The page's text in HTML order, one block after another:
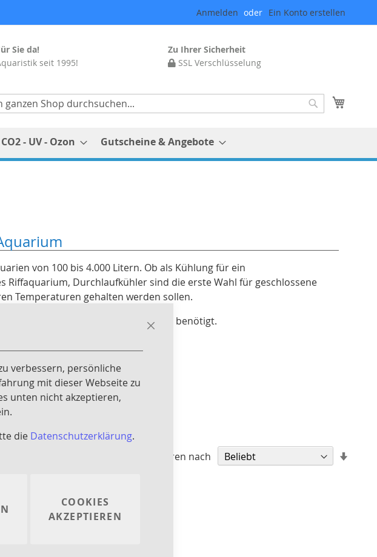
Close
verbessern, persönliche
mit dieser Webseite zu
unten nicht akzeptieren,
die Datenschutzerklärung.
COOKIES
AKZEPTIEREN
Anmelden Ein Konto erstellen
Sie da!
seit 1995!
Zu Ihrer Sicherheit
SSL Verschlüsselung
- UV - Ozon Gutscheine & Angebote
von 100 bis 4.000 Litern. Ob als Kühlung für ein
Riffaquarium, Durchlaufkühler sind die erste Wahl für geschlossene
Temperaturen gehalten werden sollen.
in der Regel eine externe Pumpe benötigt.
Sortieren nach